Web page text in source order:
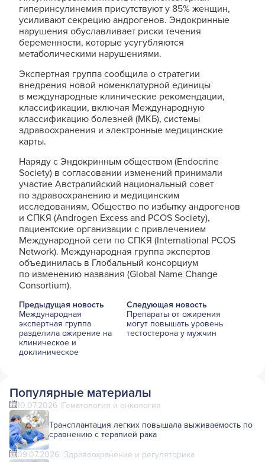
гиперинсулинемия присутствуют у 85% женщин,
усиливают секрецию андрогенов. Эндокринные
нарушения обуславливает риски течения
беременности, которые усугубляются
метаболическими нарушениями.
Экспертная группа сообщила о стратегии
внедрения новой номенклатурной единицы
в международные клинические рекомендации,
классификации, включая Международную
классификацию болезней (МКБ), системы
здравоохранения и электронные медицинские
карты.
Наряду с Эндокринным обществом (Endocrine
Society) в согласовании изменений принимали
участие Австралийский национальный совет
по здравоохранению и медицинским
исследованиям, Общество по избытку андрогенов
и СПКЯ (Androgen Excess and PCOS Society),
пациентские организации с привлечением
Международной сети по СПКЯ (International PCOS
Network). Международная группа экспертов
объединилась в Глобальный консорциум
по изменению названия (Global Name Change
Consortium).
Предыдущая новость
Международная
экспертная группа
разделила ожирение на
клиническое и
доклиническое
Следующая новость
Препараты от ожирения
могут повышать уровень
тестостерона у мужчин
Популярные материалы
10.07.2026 Гематология и онкология
Трансплантация легких повышала выживаемость по
сравнению с терапией рака
09.07.2026 Здравоохранение и регуляторика